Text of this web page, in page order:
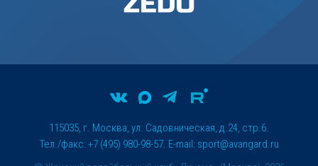
115035, г. Москва, ул. Садовническая, д.24, стр.6.
Тел./факс: +7 (495) 980-98-57. E-mail: sport@avangard.ru